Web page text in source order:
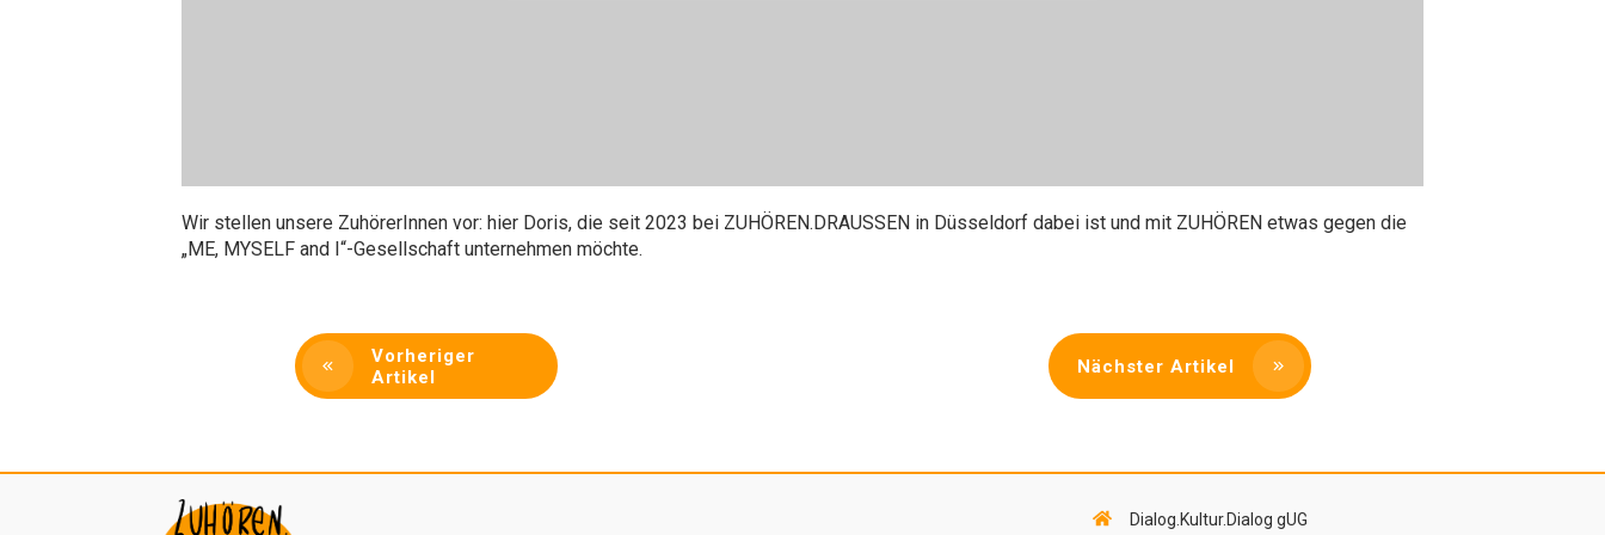
Wir stellen unsere ZuhörerInnen vor: hier Doris, die seit 2023 bei ZUHÖREN.DRAUSSEN in Düsseldorf dabei ist und mit ZUHÖREN etwas gegen die
„ME, MYSELF and I“-Gesellschaft unternehmen möchte.
Vorheriger
Artikel
Nächster Artikel
Dialog.Kultur.Dialog gUG